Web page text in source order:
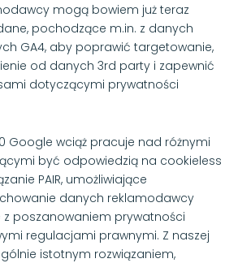
mogą bowiem już teraz
pochodzące m.in. z danych
GA4, aby poprawić targetowanie,
od danych 3rd party i zapewnić
dotyczącymi prywatności
Google wciąż pracuje nad różnymi
być odpowiedzią na cookieless
PAIR, umożliwiające
danych reklamodawcy
poszanowaniem prywatności
regulacjami prawnymi. Z naszej
istotnym rozwiązaniem,